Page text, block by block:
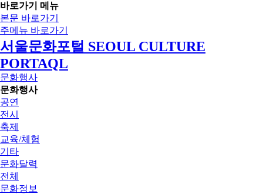
바로가기 메뉴
본문 바로가기
주메뉴 바로가기
서울문화포털 SEOUL CULTURE
PORTAQL
문화행사
문화행사
공연
전시
축제
교육/체험
기타
문화달력
전체
문화정보